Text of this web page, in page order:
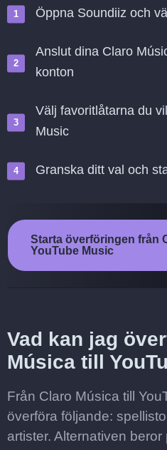
Öppna Soundiiz och
Anslut dina Claro
konton
Välj favoritlåtarna du
Music
Granska ditt val och
Starta överföringen från
YouTube Music
Vad kan jag
Música till
Från Claro Música till
överföra följande:
artister. Alternativen